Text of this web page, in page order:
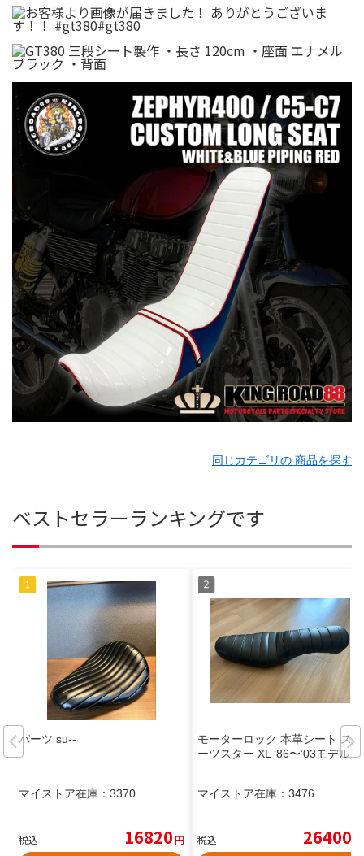
同じカテゴリの 商品を探す
ベストセラーランキングです
パーツ su--
マイストア在庫： 3370
税込 16820円
モーターロック 本革シート スポ
ーツスター XL ‘86〜’03モデル用
マイストア在庫： 3476
税込 26400